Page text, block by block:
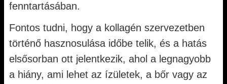
fenntartásában.
Fontos tudni, hogy a kollagén szervezetben
történő hasznosulása időbe telik, és a hatás
elsősorban ott jelentkezik, ahol a legnagyobb
a hiány, ami lehet az ízületek, a bőr vagy az